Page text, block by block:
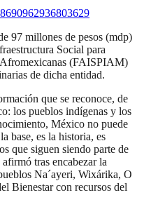
97 millones de pesos (mdp)
Social para
(FAISPIAM)
de dicha entidad.
que se reconoce, de
los pueblos indígenas y los
México no puede
base, es la historia, es
que siguen siendo parte de
tras encabezar la
Na´ayeri, Wixárika, O
Bienestar con recursos del